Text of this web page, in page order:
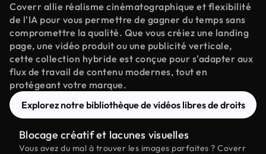
Coverr allie réalisme cinématographique et flexibilité
de l'IA pour vous permettre de gagner du temps sans
compromettre la qualité. Que vous créiez une landing
page, une vidéo produit ou une publicité verticale,
cette collection hybride est conçue pour s'adapter aux
flux de travail de contenu modernes, tout en
protégeant votre marque.
Explorez notre bibliothèque de vidéos libres de droits
Blocage créatif et lacunes visuelles
Vous avez du mal à trouver les images parfaites ? Coverr